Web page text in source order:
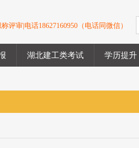
审|电话18627160950（电话同微信）
湖北建工类考试 学历提升